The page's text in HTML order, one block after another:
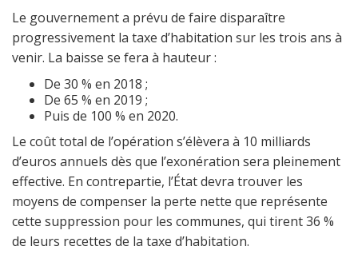
Le gouvernement a prévu de faire disparaître
progressivement la taxe d’habitation sur les trois ans à
venir. La baisse se fera à hauteur :
De 30 % en 2018 ;
De 65 % en 2019 ;
Puis de 100 % en 2020.
Le coût total de l’opération s’élèvera à 10 milliards
d’euros annuels dès que l’exonération sera pleinement
effective. En contrepartie, l’État devra trouver les
moyens de compenser la perte nette que représente
cette suppression pour les communes, qui tirent 36 %
de leurs recettes de la taxe d’habitation.